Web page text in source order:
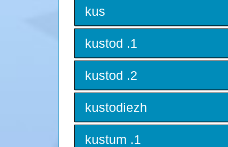
kus
kustod .1
kustod .2
kustodiezh
kustum .1